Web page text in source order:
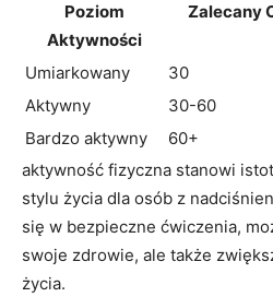
Poziom
Aktywności
Zalecany
Umiarkowany
30
Aktywny
30-60
Bardzo aktywny
60+
aktywność fizyczna stanowi
stylu życia dla osób z
się w bezpieczne ćwiczenia,
swoje zdrowie, ale także
życia.